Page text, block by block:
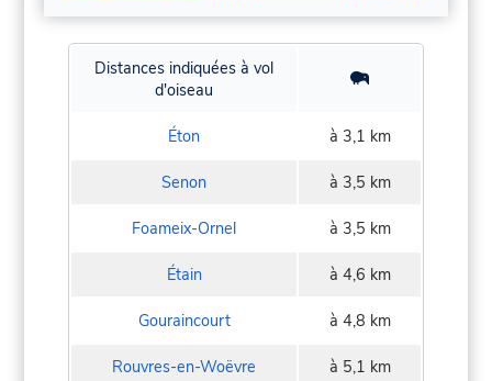
Distances indiquées à vol
d'oiseau
Éton à 3,1 km
Senon à 3,5 km
Foameix-Ornel à 3,5 km
Étain à 4,6 km
Gouraincourt à 4,8 km
Rouvres-en-Woëvre à 5,1 km